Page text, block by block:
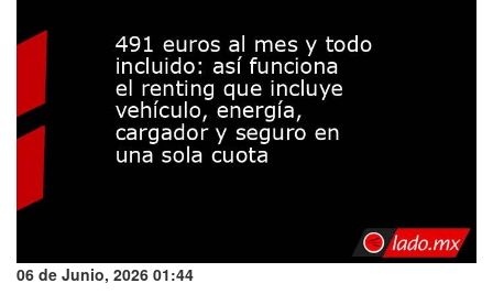
06 de Junio, 2026 01:44